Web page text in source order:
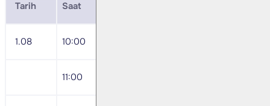
Tarih Saat
1.08 10:00
11:00